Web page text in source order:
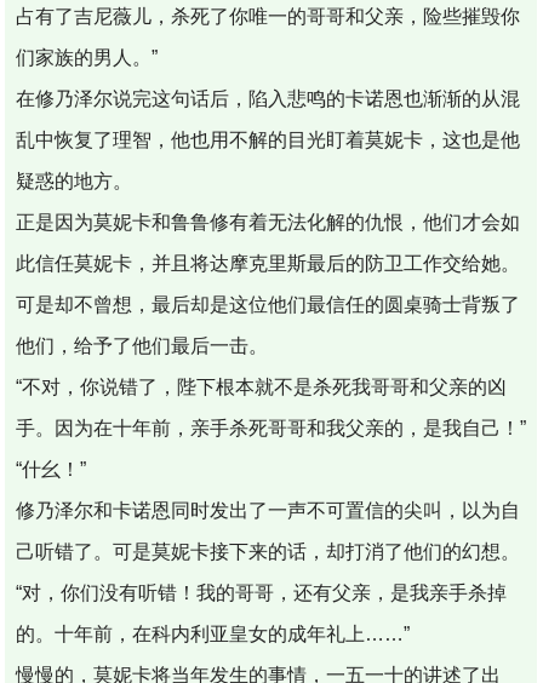
占有了吉尼薇儿，杀死了你唯一的哥哥和父亲，险些摧毁你
们家族的男人。”
在修乃泽尔说完这句话后，陷入悲鸣的卡诺恩也渐渐的从混
乱中恢复了理智，他也用不解的目光盯着莫妮卡，这也是他
疑惑的地方。
正是因为莫妮卡和鲁鲁修有着无法化解的仇恨，他们才会如
此信任莫妮卡，并且将达摩克里斯最后的防卫工作交给她。
可是却不曾想，最后却是这位他们最信任的圆桌骑士背叛了
他们，给予了他们最后一击。
“不对，你说错了，陛下根本就不是杀死我哥哥和父亲的凶
手。因为在十年前，亲手杀死哥哥和我父亲的，是我自己！”
“什幺！”
修乃泽尔和卡诺恩同时发出了一声不可置信的尖叫，以为自
己听错了。可是莫妮卡接下来的话，却打消了他们的幻想。
“对，你们没有听错！我的哥哥，还有父亲，是我亲手杀掉
的。十年前，在科内利亚皇女的成年礼上……”
慢慢的，莫妮卡将当年发生的事情，一五一十的讲述了出